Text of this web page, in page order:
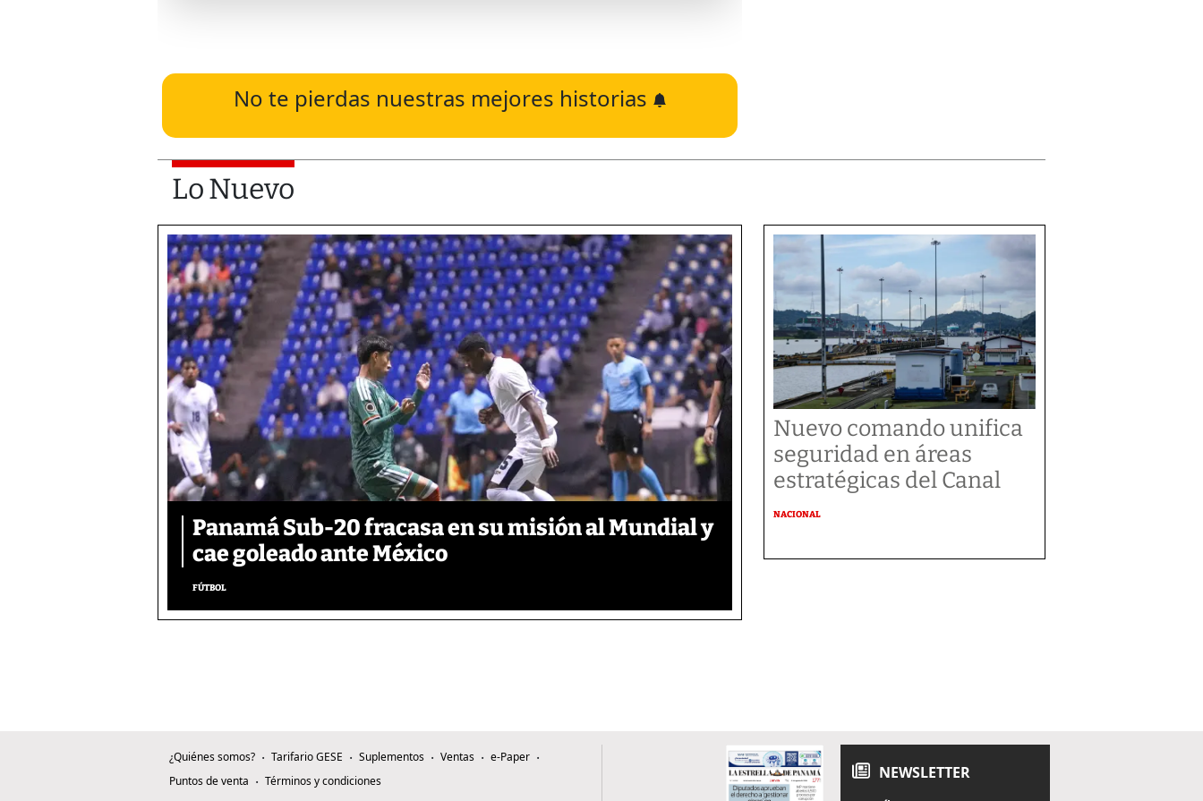
No te pierdas nuestras mejores historias
Lo Nuevo
Panamá Sub-20 fracasa en su misión al Mundial y
cae goleado ante México
FÚTBOL
Nuevo comando unifica
seguridad en áreas
estratégicas del Canal
NACIONAL
¿Quiénes somos? Tarifario GESE Suplementos Ventas
e-Paper
Puntos de venta
Términos y condiciones NEWSLETTER